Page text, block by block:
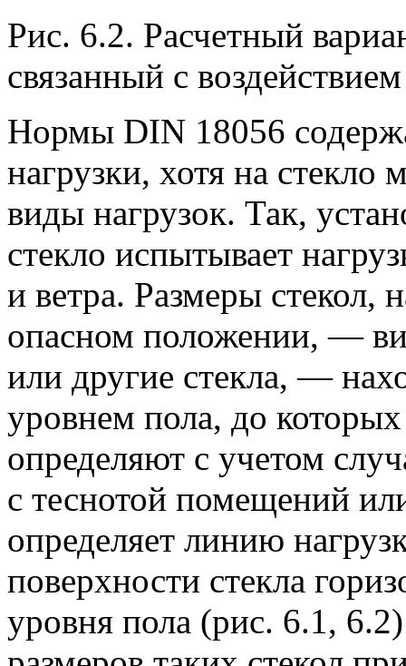
Рис. 6.2. Расчетный
связанный с
Нормы DIN 18056
нагрузки, хотя на стекло
виды нагрузок. Так,
стекло испытывает
и ветра. Размеры стекол,
опасном положении, —
или другие стекла, —
уровнем пола, до
определяют с учетом
с теснотой помещений
определяет линию
поверхности стекла
уровня пола (рис. 6.1,